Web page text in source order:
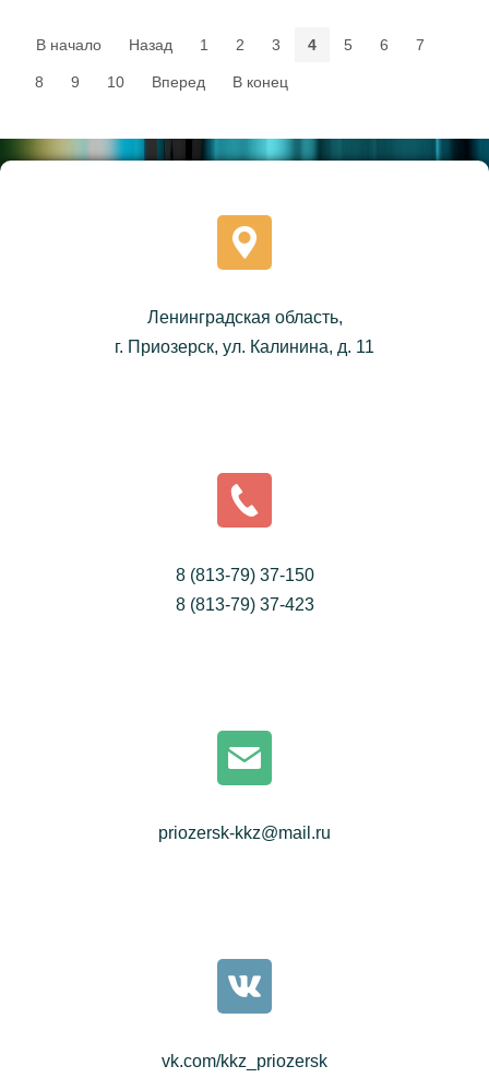
В начало Назад 1 2 3 4 5 6 7
8 9 10 Вперед В конец
Ленинградская область,
г. Приозерск, ул. Калинина, д. 11
8 (813-79) 37-150
8 (813-79) 37-423
priozersk-kkz@mail.ru
vk.com/kkz_priozersk